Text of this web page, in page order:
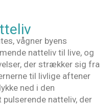
vågner byens
natteliv til live, og
der strækker sig fra
til livlige aftener
ned i den
natteliv, der